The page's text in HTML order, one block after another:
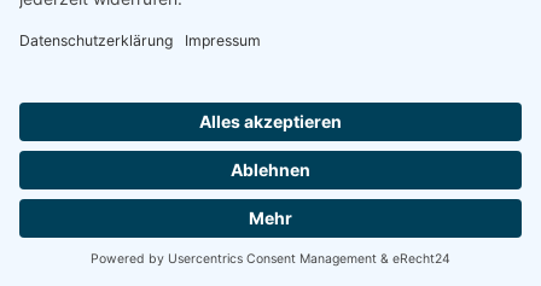
Erfahrt alles über unsere Ziegen, regionale
Produkte und Veranstaltungen – übersichtlich und
Taucht ein in die Welt des Hoflebens und lasst
euch inspirieren!